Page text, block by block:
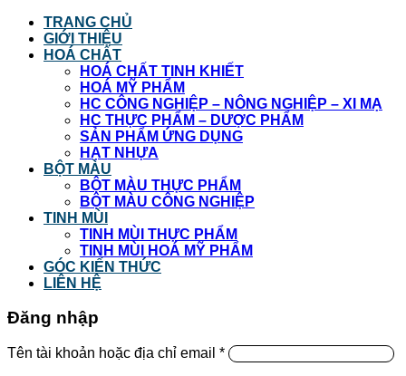
TRANG CHỦ
GIỚI THIỆU
HOÁ CHẤT
HOÁ CHẤT TINH KHIẾT
HOÁ MỸ PHẨM
HC CÔNG NGHIỆP – NÔNG NGHIỆP – XI MẠ
HC THỰC PHẨM – DƯỢC PHẨM
SẢN PHẨM ỨNG DỤNG
HẠT NHỰA
BỘT MÀU
BỘT MÀU THỰC PHẨM
BỘT MÀU CÔNG NGHIỆP
TINH MÙI
TINH MÙI THỰC PHẨM
TINH MÙI HOÁ MỸ PHẨM
GÓC KIẾN THỨC
LIÊN HỆ
Đăng nhập
Tên tài khoản hoặc địa chỉ email *